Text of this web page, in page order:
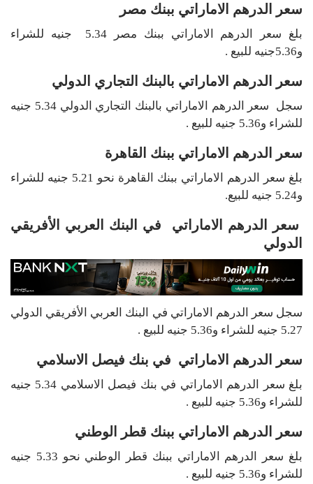
سعر الدرهم الاماراتي ببنك مصر
بلغ سعر الدرهم الاماراتي ببنك مصر 5.34 جنيه للشراء
و5.36جنيه للبيع .
سعر الدرهم الاماراتي بالبنك التجاري الدولي
سجل سعر الدرهم الاماراتي بالبنك التجاري الدولي 5.34 جنيه
للشراء و5.36 جنيه للبيع .
سعر الدرهم الاماراتي ببنك القاهرة
بلغ سعر الدرهم الاماراتي ببنك القاهرة نحو 5.21 جنيه للشراء
و5.24 جنيه للبيع.
سعر الدرهم الاماراتي في البنك العربي الأفريقي
الدولي
سجل سعر الدرهم الاماراتي في البنك العربي الأفريقي الدولي
5.27 جنيه للشراء و5.36 جنيه للبيع .
سعر الدرهم الاماراتي في بنك فيصل الاسلامي
بلغ سعر الدرهم الاماراتي في بنك فيصل الاسلامي 5.34 جنيه
للشراء و5.36 جنيه للبيع .
سعر الدرهم الاماراتي ببنك قطر الوطني
بلغ سعر الدرهم الاماراتي ببنك قطر الوطني نحو 5.33 جنيه
للشراء و5.36 جنيه للبيع .